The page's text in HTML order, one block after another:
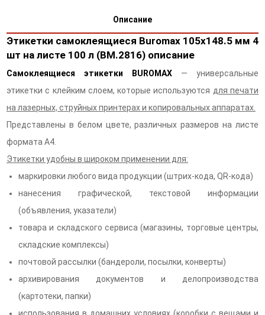
Описание
Этикетки самоклеящиеся Buromax 105х148.5 мм 4
шт на листе 100 л (BM.2816) описание
Самоклеящиеся этикетки BUROMAX — универсальные
этикетки с клейким слоем, которые используются для печати
на лазерных, струйных принтерах и копировальных аппаратах.
Представлены в белом цвете, различных размеров на листе
формата А4.
Этикетки удобны в широком применении для:
маркировки любого вида продукции (штрих-кода, QR-кода)
нанесения графической, текстовой информации
(объявления, указатели)
товара и складского сервиса (магазины, торговые центры,
складские комплексы)
почтовой рассылки (бандероли, посылки, конверты)
архивирования документов и делопроизводства
(картотеки, папки)